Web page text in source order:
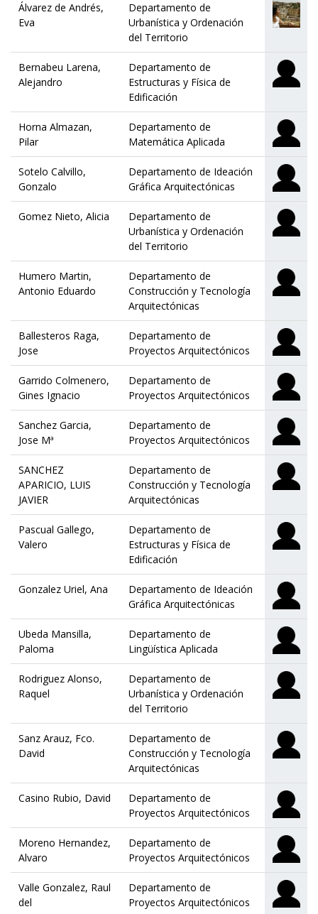
Álvarez de Andrés,
Eva
Departamento de
Urbanística y Ordenación
del Territorio
Bernabeu Larena,
Alejandro
Departamento de
Estructuras y Física de
Edificación
Horna Almazan,
Pilar
Departamento de
Matemática Aplicada
Sotelo Calvillo,
Gonzalo
Departamento de Ideación
Gráfica Arquitectónicas
Gomez Nieto, Alicia
Departamento de
Urbanística y Ordenación
del Territorio
Humero Martin,
Antonio Eduardo
Departamento de
Construcción y Tecnología
Arquitectónicas
Ballesteros Raga,
Jose
Departamento de
Proyectos Arquitectónicos
Garrido Colmenero,
Gines Ignacio
Departamento de
Proyectos Arquitectónicos
Sanchez Garcia,
Jose Mª
Departamento de
Proyectos Arquitectónicos
SANCHEZ
APARICIO, LUIS
JAVIER
Departamento de
Construcción y Tecnología
Arquitectónicas
Pascual Gallego,
Valero
Departamento de
Estructuras y Física de
Edificación
Gonzalez Uriel, Ana
Departamento de Ideación
Gráfica Arquitectónicas
Ubeda Mansilla,
Paloma
Departamento de
Lingüística Aplicada
Rodriguez Alonso,
Raquel
Departamento de
Urbanística y Ordenación
del Territorio
Sanz Arauz, Fco.
David
Departamento de
Construcción y Tecnología
Arquitectónicas
Casino Rubio, David
Departamento de
Proyectos Arquitectónicos
Moreno Hernandez,
Alvaro
Departamento de
Proyectos Arquitectónicos
Valle Gonzalez, Raul
del
Departamento de
Proyectos Arquitectónicos